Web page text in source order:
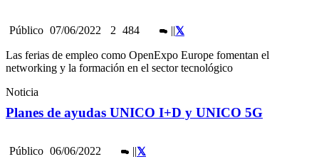
Público 07/06/2022 2 484 ||
Las ferias de empleo como OpenExpo Europe fomentan el
networking y la formación en el sector tecnológico
Noticia
Planes de ayudas UNICO I+D y UNICO 5G
Público 06/06/2022 ||